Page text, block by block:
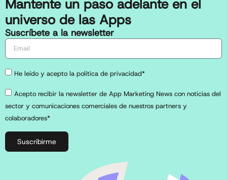
Mantente un paso adelante en el
universo de las Apps
Suscríbete a la newsletter
He leído y acepto la política de privacidad*
Acepto recibir la newsletter de App Marketing News con noticias del
sector y comunicaciones comerciales de nuestros partners y
colaboradores*
Suscribirme